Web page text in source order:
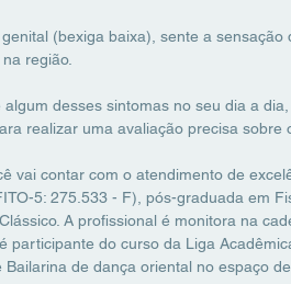
(bexiga baixa), sente a sensação
região.
algum desses sintomas no seu dia a
realizar uma avaliação precisa sobre
vai contar com o atendimento de
5: 275.533 - F), pós-graduada em
A profissional é monitora na
participante do curso da Liga
de dança oriental no espaço